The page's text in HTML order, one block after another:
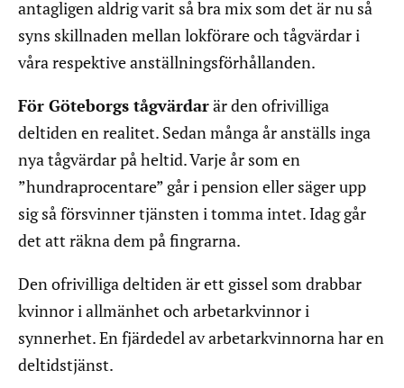
antagligen aldrig varit så bra mix som det är nu så
syns skillnaden mellan lokförare och tågvärdar i
våra respektive anställningsförhållanden.
För Göteborgs tågvärdarär den ofrivilliga
deltiden en realitet. Sedan många år anställs inga
nya tågvärdar på heltid. Varje år som en
”hundraprocentare” går i pension eller säger upp
sig så försvinner tjänsten i tomma intet. Idag går
det att räkna dem på fingrarna.
Den ofrivilliga deltiden är ett gissel som drabbar
kvinnor i allmänhet och arbetarkvinnor i
synnerhet. En fjärdedel av arbetarkvinnorna har en
deltidstjänst.